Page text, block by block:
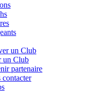
un Club
un Club
partenaire
contacter